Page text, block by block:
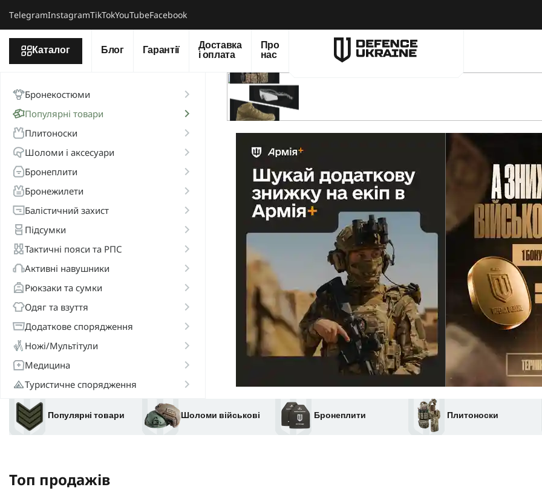
ТelegramInstagramTikTokYouTubeFacebook
Каталог Блог Гарантії
Доставка
і оплата
Про
нас
Популярні товари Шоломи військові Бронеплити Плитоноски
Топ продажів
Бронекостюми
Популярні товари
Плитоноски
Шоломи і аксесуари
Бронеплити
Бронежилети
Балістичний захист
Підсумки
Тактичні пояси та РПС
Активні навушники
Рюкзаки та сумки
Одяг та взуття
Додаткове спорядження
Ножі/Мультітули
Медицина
Туристичне спорядження
Акційні товари